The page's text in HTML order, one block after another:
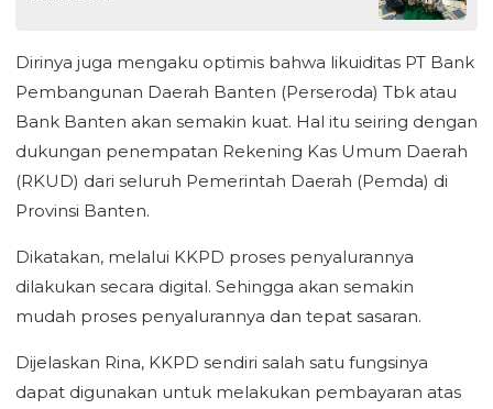
Dirinya juga mengaku optimis bahwa likuiditas PT Bank
Pembangunan Daerah Banten (Perseroda) Tbk atau
Bank Banten akan semakin kuat. Hal itu seiring dengan
dukungan penempatan Rekening Kas Umum Daerah
(RKUD) dari seluruh Pemerintah Daerah (Pemda) di
Provinsi Banten.
Dikatakan, melalui KKPD proses penyalurannya
dilakukan secara digital. Sehingga akan semakin
mudah proses penyalurannya dan tepat sasaran.
Dijelaskan Rina, KKPD sendiri salah satu fungsinya
dapat digunakan untuk melakukan pembayaran atas